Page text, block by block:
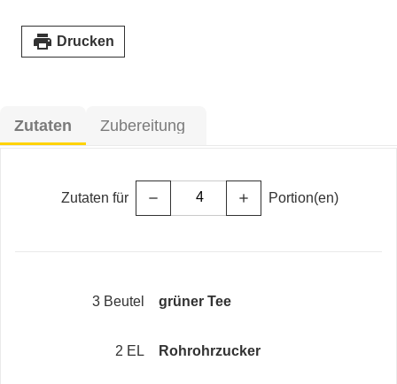
print Drucken
Zutaten Zubereitung
Zutaten für remove add Portion(en)
3 Beutel grüner Tee
2 EL Rohrohrzucker